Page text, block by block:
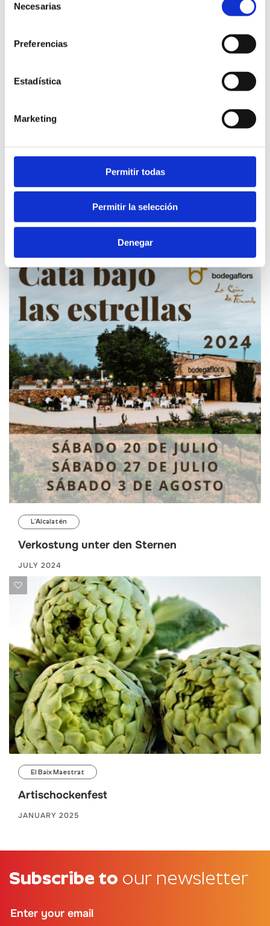
Necesarias
Preferencias
Estadística
Marketing
Permitir todas
Permitir la selección
Denegar
Foire de l'Ametlla
L’Alcalatén
Verkostung unter den Sternen
JULY 2024
El Baix Maestrat
Artischockenfest
JANUARY 2025
Subscribe to our newsletter